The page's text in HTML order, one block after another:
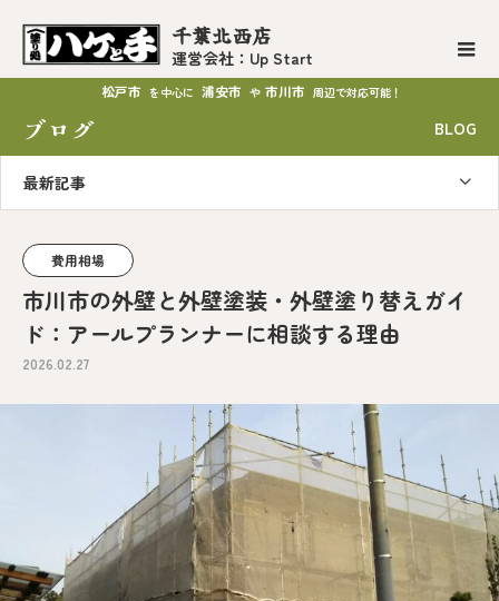
千葉北西店
運営会社：Up Start
松戸市 を中心に 浦安市 や 市川市 周辺で対応可能！
ブログ BLOG
最新記事
費用相場
市川市の外壁と外壁塗装・外壁塗り替えガイ
ド：アールプランナーに相談する理由
2026.02.27